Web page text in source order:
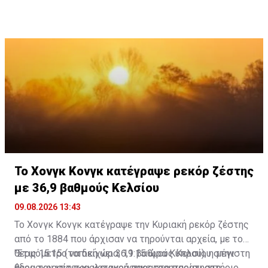
μπορούν να προκληθούν κατολισθήσεις, σε έργα που
κατασκευάζονται, αλλά και σε τουριστικές περιοχές.
Το Χονγκ Κονγκ κατέγραψε ρεκόρ ζέστης
με 36,9 βαθμούς Κελσίου
09.08.2026 13:43
Το Χονγκ Κονγκ κατέγραψε την Κυριακή ρεκόρ ζέστης
από το 1884 που άρχισαν να τηρούνται αρχεία, με το
θερμόμετρο να δείχνει 36,9 βαθμούς Κελσίου στην
"Στις 15:15 (τοπική ώρα, 11:15 ώρα Κύπρου), η μέγιστη